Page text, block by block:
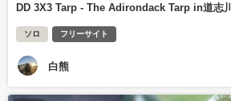
DD 3X3 Tarp - The Adirondack Tarp in道志川
ソロ フリーサイト
白熊